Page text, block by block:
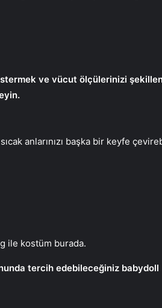
ve vücut ölçülerinizi
anlarınızı başka bir keyfe
ile kostüm burada.
tercih edebileceğiniz babydoll